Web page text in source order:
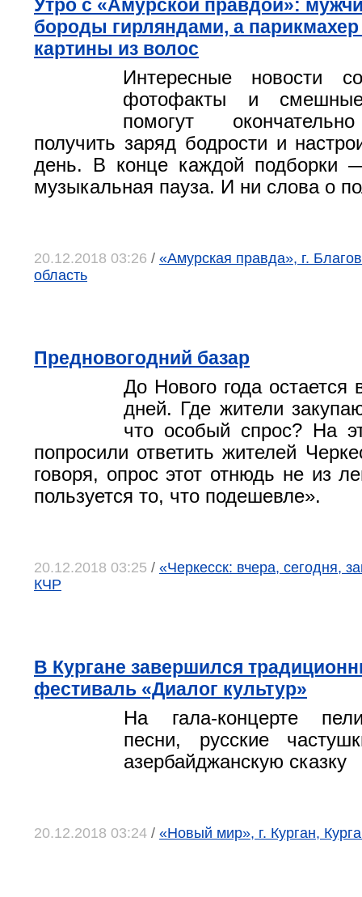
Утро с «Амурской правдой»:
бороды гирляндами, а парикмахер
картины из волос
Интересные новости
фотофакты и смешные
помогут
получить заряд бодрости и
день. В конце каждой подборки
музыкальная пауза. И ни слова о
20.12.2018 03:26 / «Амурская правда», г.
область
Предновогодний базар
До Нового года остается
дней. Где жители
что особый спрос? На
попросили ответить жителей
говоря, опрос этот отнюдь не из
пользуется то, что подешевле».
20.12.2018 03:25 / «Черкесск: вчера, сегодня,
КЧР
В Кургане завершился
фестиваль «Диалог культур»
На гала-концерте
песни, русские
азербайджанскую сказку
20.12.2018 03:24 / «Новый мир», г. Курган,